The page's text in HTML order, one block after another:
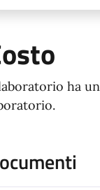
ha